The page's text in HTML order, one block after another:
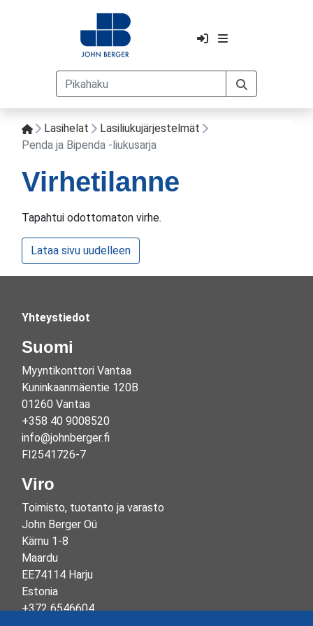
Lasihelat
Lasiliukujärjestelmät
Penda ja Bipenda -liukusarja
Virhetilanne
Tapahtui odottomaton virhe.
Lataa sivu uudelleen
Yhteystiedot
Suomi
Myyntikonttori Vantaa
Kuninkaanmäentie 120B
01260 Vantaa
+358 40 9008520
info@johnberger.fi
FI2541726-7
Viro
Toimisto, tuotanto ja varasto
John Berger Oü
Kärnu 1-8
Maardu
EE74114 Harju
Estonia
+372 6546604